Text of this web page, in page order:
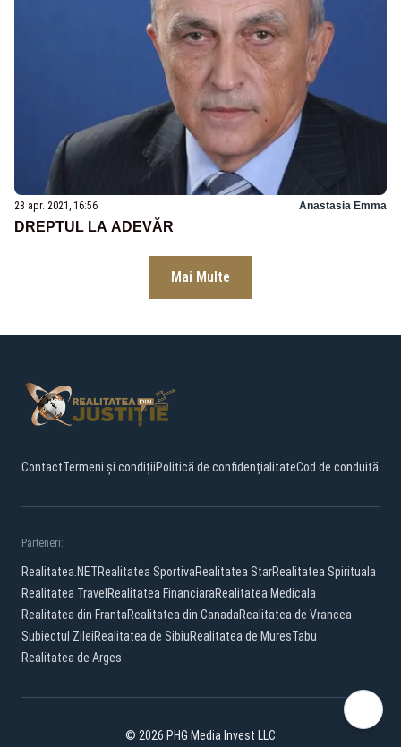
28 apr. 2021, 16:56 Anastasia Emma
DREPTUL LA ADEVĂR
Mai Multe
ContactTermeni și condițiiPolitică de confidențialitateCod de conduită
Parteneri:
Realitatea.NETRealitatea SportivaRealitatea StarRealitatea Spirituala
Realitatea Travel Realitatea FinanciaraRealitatea Medicala
Realitatea din FrantaRealitatea din CanadaRealitatea de Vrancea
Subiectul ZileiRealitatea de SibiuRealitatea de MuresTabu
Realitatea de Arges
© 2026 PHG Media Invest LLC